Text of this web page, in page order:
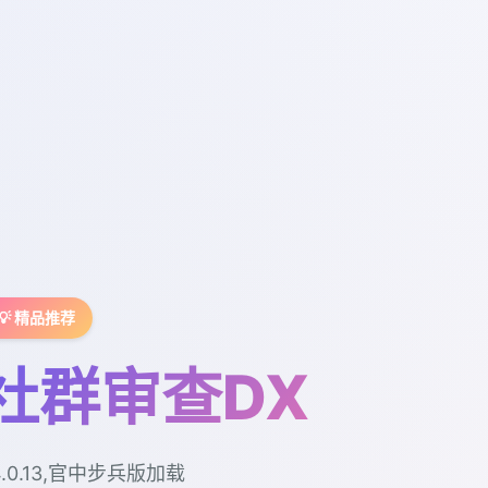
精品推荐
群审查DX
官中步兵版加载